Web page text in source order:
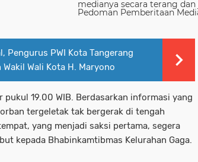
Pengurus PWI Kota Tangerang
Wali Kota H. Maryono
19.00 WIB. Berdasarkan informasi yang
tergeletak tak bergerak di tengah
yang menjadi saksi pertama, segera
kepada Bhabinkamtibmas Kelurahan Gaga.